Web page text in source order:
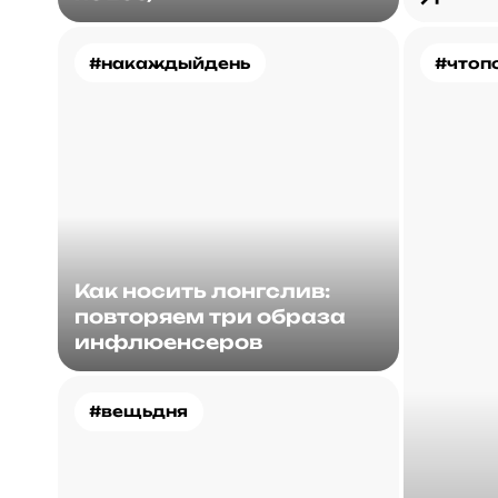
#накаждыйдень
Как носить лонгслив:
повторяем три образа
инфлюенсеров
#вещьдня